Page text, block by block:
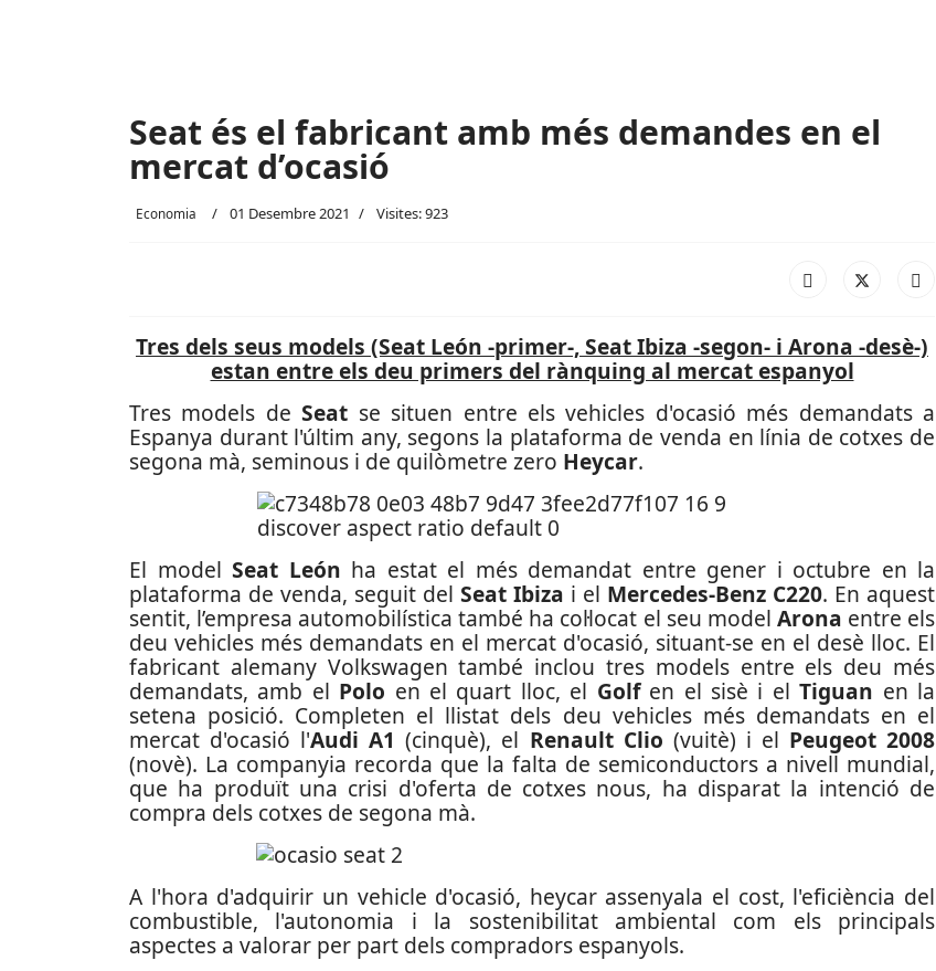
Seat és el fabricant amb més demandes en el
mercat d’ocasió
Economia 01 Desembre 2021 Visites: 923
Tres dels seus models (Seat León -primer-, Seat Ibiza -segon- i Arona -desè-)
estan entre els deu primers del rànquing al mercat espanyol
Tres models de Seat se situen entre els vehicles d'ocasió més demandats a
Espanya durant l'últim any, segons la plataforma de venda en línia de cotxes de
segona mà, seminous i de quilòmetre zero Heycar.
El model Seat León ha estat el més demandat entre gener i octubre en la
plataforma de venda, seguit del Seat Ibiza i el Mercedes-Benz C220. En aquest
sentit, l’empresa automobilística també ha col·locat el seu model Arona entre els
deu vehicles més demandats en el mercat d'ocasió, situant-se en el desè lloc. El
fabricant alemany Volkswagen també inclou tres models entre els deu més
demandats, amb el Polo en el quart lloc, el Golfen el sisè i elTiguan en la
setena posició. Completen el llistat dels deu vehicles més demandats en el
mercat d'ocasió l'Audi A1(cinquè), el Renault Clio (vuitè) i el Peugeot 2008
(novè). La companyia recorda que la falta de semiconductors a nivell mundial,
que ha produït una crisi d'oferta de cotxes nous, ha disparat la intenció de
compra dels cotxes de segona mà.
A l'hora d'adquirir un vehicle d'ocasió, heycar assenyala el cost, l'eficiència del
combustible, l'autonomia i la sostenibilitat ambiental com els principals
aspectes a valorar per part dels compradors espanyols.